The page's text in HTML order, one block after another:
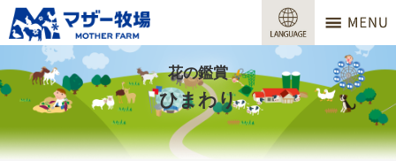
営業時間
料金
交通アクセス
花の鑑賞
ひまわり